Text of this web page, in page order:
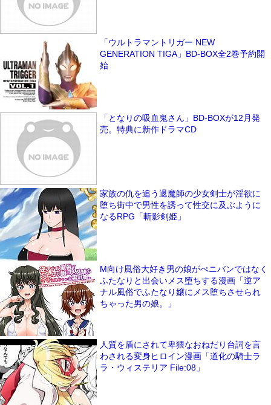
「ウルトラマントリガー NEW
GENERATION TIGA」BD-BOX全2巻予約開
始
「となりの吸血鬼さん」BD-BOXが12月発
売。特典に新作ドラマCD
家族の仇を追う退魔師の少女剣士が淫欲に
堕ち街中で男性を誘って性交に及ぶように
なるRPG「斬影剣姫」
M向け風俗大好き男の娘がぺニバンではなく
ふたなりと出会いメス堕ちする漫画「逆ア
ナル風俗でふたなり嬢にメス堕ちさせられ
ちゃった男の娘。」
人質を盾にされて卑猥なおねだり台詞を言
わされる変身ヒロイン漫画「道化の騎士ラ
ラ・ウィステリア File:08」